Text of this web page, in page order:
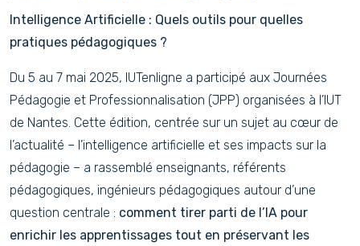
Intelligence Artificielle : Quels outils pour quelles
pratiques pédagogiques ?
Du 5 au 7 mai 2025, IUTenligne a participé aux Journées
Pédagogie et Professionnalisation (JPP) organisées à l’IUT
de Nantes. Cette édition, centrée sur un sujet au cœur de
l’actualité – l’intelligence artificielle et ses impacts sur la
pédagogie – a rassemblé enseignants, référents
pédagogiques, ingénieurs pédagogiques autour d’une
question centrale : comment tirer parti de l’IA pour
enrichir les apprentissages tout en préservant les